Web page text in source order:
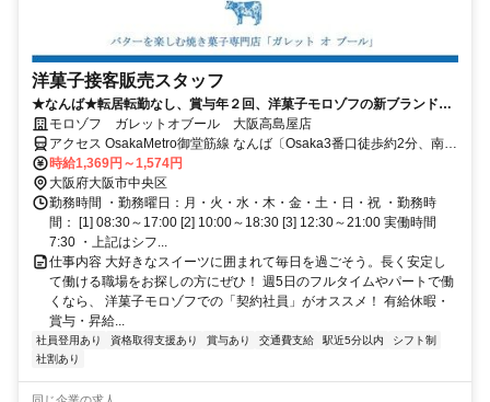
洋菓子接客販売スタッフ
★なんば★転居転勤なし、賞与年２回、洋菓子モロゾフの新ブランド販
売スタッフ
モロゾフ ガレットオブール 大阪高島屋店
アクセス OsakaMetro御堂筋線 なんば〔Osaka3番口徒歩約2分、南海
本線 なんば〔南海線〕2F中央口徒歩約2分、近鉄難波線 大阪難波
〔近鉄・阪神線〕18番口徒歩約5分
時給1,369円～1,574円
大阪府大阪市中央区
勤務時間 ・勤務曜日：月・火・水・木・金・土・日・祝 ・勤務時
間： [1] 08:30～17:00 [2] 10:00～18:30 [3] 12:30～21:00 実働時間
7:30 ・上記はシフ...
仕事内容 大好きなスイーツに囲まれて毎日を過ごそう。長く安定し
て働ける職場をお探しの方にぜひ！ 週5日のフルタイムやパートで働
くなら、 洋菓子モロゾフでの「契約社員」がオススメ！ 有給休暇・
賞与・昇給...
社員登用あり 資格取得支援あり 賞与あり 交通費支給 駅近5分以内
シフト制
社割あり